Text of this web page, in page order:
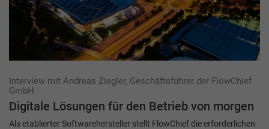
Interview mit Andreas Ziegler, Geschäftsführer der FlowChief
GmbH
Digitale Lösungen für den Betrieb von morgen
Als etablierter Softwarehersteller stellt FlowChief die erforderlichen